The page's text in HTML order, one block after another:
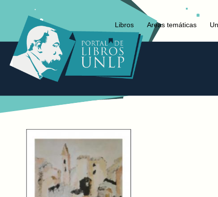
Libros Areas temáticas